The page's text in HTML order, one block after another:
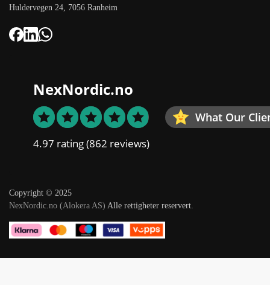
Huldervegen 24, 7056 Ranheim
NexNordic.no
What Our
4.97 rating(862 reviews)
Copyright © 2025
NexNordic.no (Alokera AS) Alle rettigheter reservert.